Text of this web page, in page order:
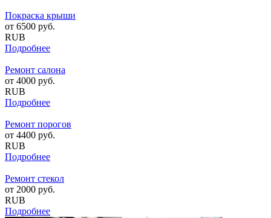
Покраска крыши
от 6500 руб.
RUB
Подробнее
Ремонт салона
от 4000 руб.
RUB
Подробнее
Ремонт порогов
от 4400 руб.
RUB
Подробнее
Ремонт стекол
от 2000 руб.
RUB
Подробнее